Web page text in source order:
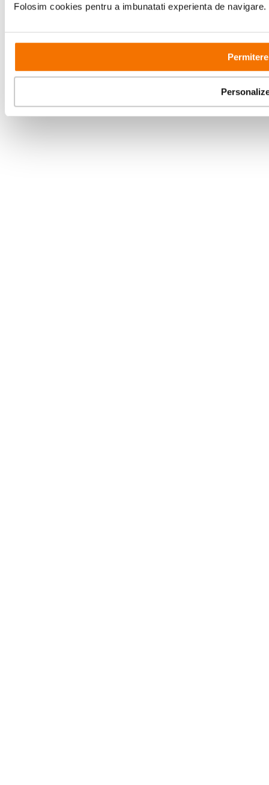
Folosim cookies pentru a imbunatati experienta de
Parteneri tehnologie: